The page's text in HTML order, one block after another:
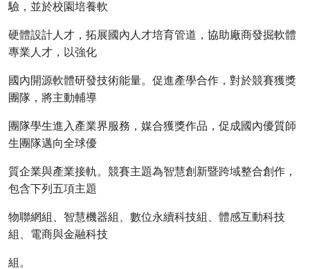
驗，並於校園培養軟
硬體設計人才，拓展國內人才培育管道，協助廠商發掘軟體
專業人才，以強化
國內開源軟體研發技術能量。促進產學合作，對於競賽獲獎
團隊，將主動輔導
團隊學生進入產業界服務，媒合獲獎作品，促成國內優質師
生團隊邁向全球優
質企業與產業接軌。競賽主題為智慧創新暨跨域整合創作，
包含下列五項主題
物聯網組、智慧機器組、數位永續科技組、體感互動科技
組、電商與金融科技
組。